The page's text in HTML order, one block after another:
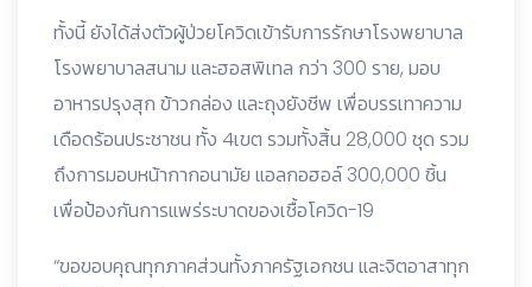
ทั้งนี้ ยังได้ส่งตัวผู้ป่วยโควิดเข้ารับการรักษาโรงพยาบาล
โรงพยาบาลสนาม และฮอสพิเทล กว่า 300 ราย, มอบ
อาหารปรุงสุก ข้าวกล่อง และถุงยังชีพ เพื่อบรรเทาความ
เดือดร้อนประชาชน ทั้ง 4เขต รวมทั้งสิ้น 28,000 ชุด รวม
ถึงการมอบหน้ากากอนามัย แอลกอฮอล์ 300,000 ชิ้น
เพื่อป้องกันการแพร่ระบาดของเชื้อโควิด-19
“ขอขอบคุณทุกภาคส่วนทั้งภาครัฐเอกชน และจิตอาสาทุก